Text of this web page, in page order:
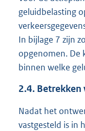
geluidbelasting
In bijlage 7 zijn
opgenomen. De
binnen welke
2.4. Betrekken
Nadat het
vastgesteld is in